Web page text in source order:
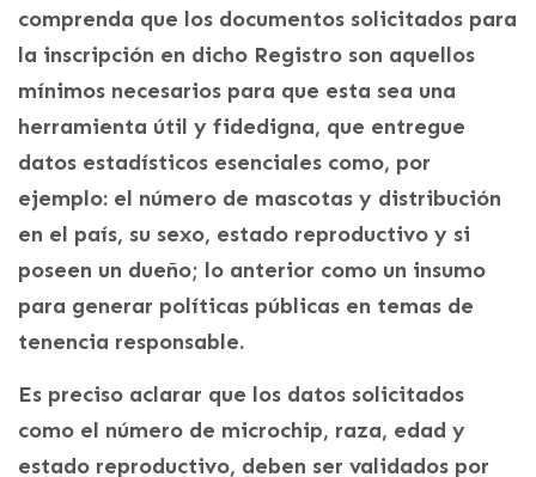
comprenda que los documentos solicitados para
la inscripción en dicho Registro son aquellos
mínimos necesarios para que esta sea una
herramienta útil y fidedigna, que entregue
datos estadísticos esenciales como, por
ejemplo: el número de mascotas y distribución
en el país, su sexo, estado reproductivo y si
poseen un dueño; lo anterior como un insumo
para generar políticas públicas en temas de
tenencia responsable.
Es preciso aclarar que los datos solicitados
como el número de microchip, raza, edad y
estado reproductivo, deben ser validados por